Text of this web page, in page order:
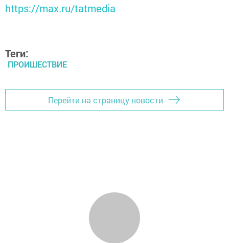
https://max.ru/tatmedia
Теги:
ПРОИШЕСТВИЕ
Перейти на страницу новости